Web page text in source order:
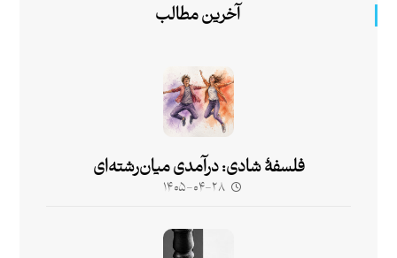
آخرین مطالب
فلسفۀ شادی: درآمدی میان‌رشته‌ای
۱۴۰۵-۰۴-۲۸